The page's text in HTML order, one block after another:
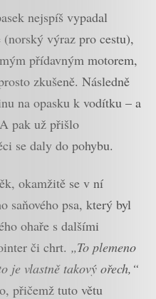
nejspíš vypadal
výraz pro cestu),
přídavným motorem,
zkušeně. Následně
na opasku k vodítku – a
pak už přišlo
se daly do pohybu.
okamžitě se v ní
saňového psa, který byl
ohaře s dalšími
či chrt. „To plemeno
je vlastně takový ořech,“
přičemž tuto větu